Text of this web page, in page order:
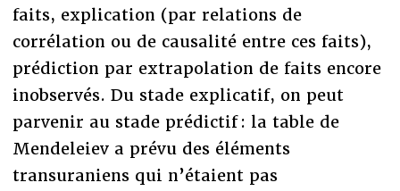
faits, explication (par relations de
corrélation ou de causalité entre ces faits),
prédiction par extrapolation de faits encore
inobservés. Du stade explicatif, on peut
parvenir au stade prédictif : la table de
Mendeleiev a prévu des éléments
transuraniens qui n’étaient pas